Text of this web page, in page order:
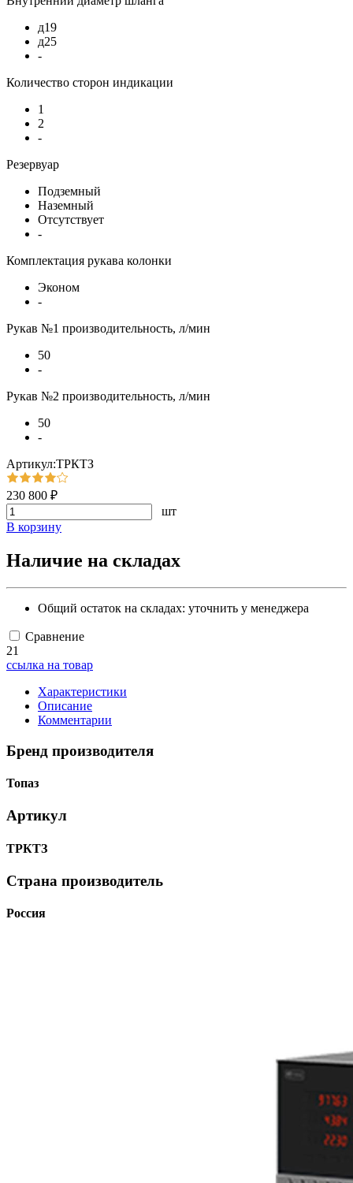
д19
д25
-
Количество сторон индикации
1
2
-
Резервуар
Подземный
Наземный
Отсутствует
-
Комплектация рукава колонки
Эконом
-
Рукав №1 производительность, л/мин
50
-
Рукав №2 производительность, л/мин
50
-
Артикул:ТРКТЗ
230 800 ₽
шт
В корзину
Наличие на складах
Общий остаток на складах: уточнить у менеджера
Сравнение
21
ссылка на товар
Характеристики
Описание
Комментарии
Бренд производителя
Топаз
Артикул
ТРКТЗ
Страна производитель
Россия